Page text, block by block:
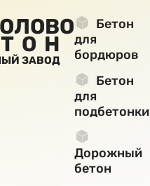
ЗАВОД
Бетон
для
бордюров
Бетон
для
подбетонки
Дорожный
бетон